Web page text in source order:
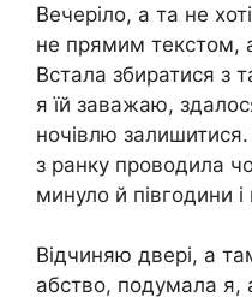
Вечеріло, а та не
не прямим текстом,
Встала збиратися з
я їй заважаю,
ночівлю
з ранку проводила
минуло й півгодини
Відчиняю двері, а
абство, подумала я,